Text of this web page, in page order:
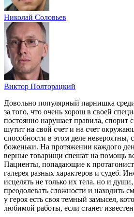
Николай Соловьев
Виктор Полторацкий
Довольно популярный парнишка среди
за того, что очень хорош в своей
постоянно нарушает правила,
шутит на свой счет и на счет
способности в этом деле невероятны,
боженьки. На протяжении каждого
верные товарищи спешат на помощь
Пациенты, попадающие к
галерея разных характеров и судеб.
исцелять не только их тела, но и
преодолевать сложности и находить
у героя есть своя темный замысел,
любимой работы, если станет